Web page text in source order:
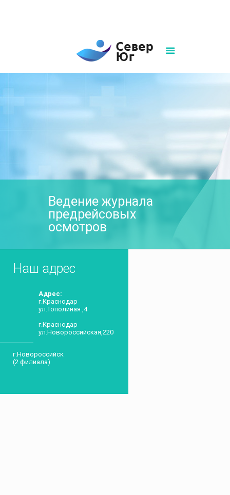
Ведение журнала
предрейсовых
осмотров
Наш адрес
Адрес:
г.Краснодар
ул.Тополиная ,4
г.Краснодар
ул.Новороссийская,220
г.Новороссийск
(2 филиала)